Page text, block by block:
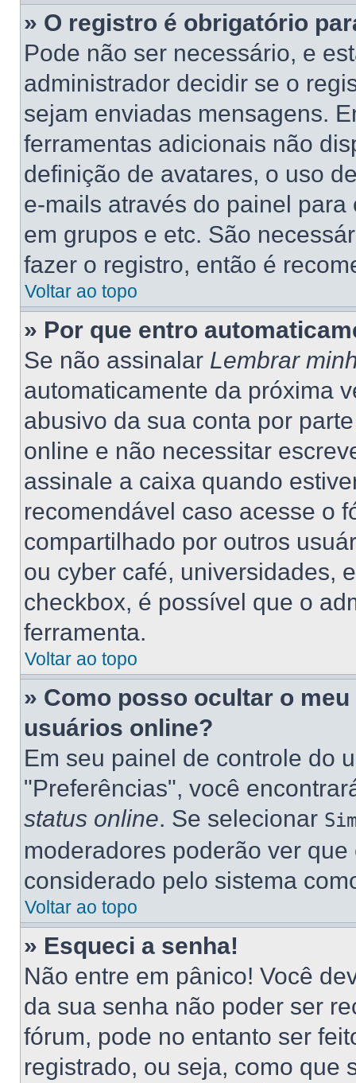
» O registro é obrigatório
Pode não ser necessário, e
administrador decidir se o
sejam enviadas mensagens.
ferramentas adicionais não
definição de avatares, o uso
e-mails através do painel
em grupos e etc. São
fazer o registro, então é
Voltar ao topo
» Por que entro
Se não assinalar Lembrar
automaticamente da próxima
abusivo da sua conta por
online e não necessitar
assinale a caixa quando
recomendável caso acesse o
compartilhado por outros
ou cyber café, universidades,
checkbox, é possível que o
ferramenta.
Voltar ao topo
» Como posso ocultar o
usuários online?
Em seu painel de controle do
"Preferências", você
status online. Se selecionar
moderadores poderão ver
considerado pelo sistema
Voltar ao topo
» Esqueci a senha!
Não entre em pânico! Você
da sua senha não poder ser
fórum, pode no entanto ser
registrado, ou seja, como que